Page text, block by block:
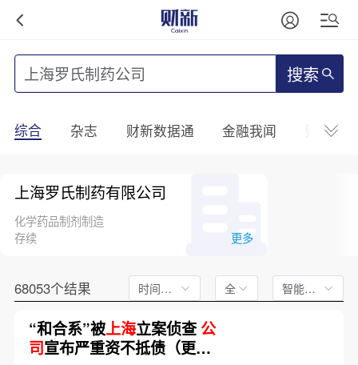
搜索
综合 杂志 财新数据通 金融我闻 财新
上海罗氏制药有限公司
化学药品制剂制造
存续
更多
68053个结果 时间不限 全文 智能排序
“和合系”被上海立案侦查公
司宣布严重资不抵债（更